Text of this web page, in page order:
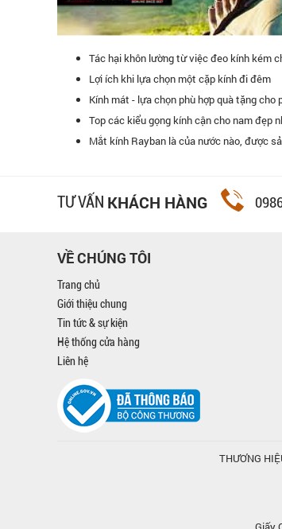
Tác hại khôn lường từ việc đeo kính kém
Lợi ích khi lựa chọn một cặp kính đi đêm
Kính mát - lựa chọn phù hợp quà tặng cho
Top các kiểu gọng kính cận cho nam đẹp
Mắt kính Rayban là của nước nào, được
là hệ thống bán lẻ kính mát lớn nhất Việt Nam! Tôi rất
TƯ VẤN KHÁCH HÀNG
VỀ CHÚNG TÔI
Trang chủ
Giới thiệu chung
Tin tức & sự kiện
Hệ thống cửa hàng
Liên hệ
THƯƠNG